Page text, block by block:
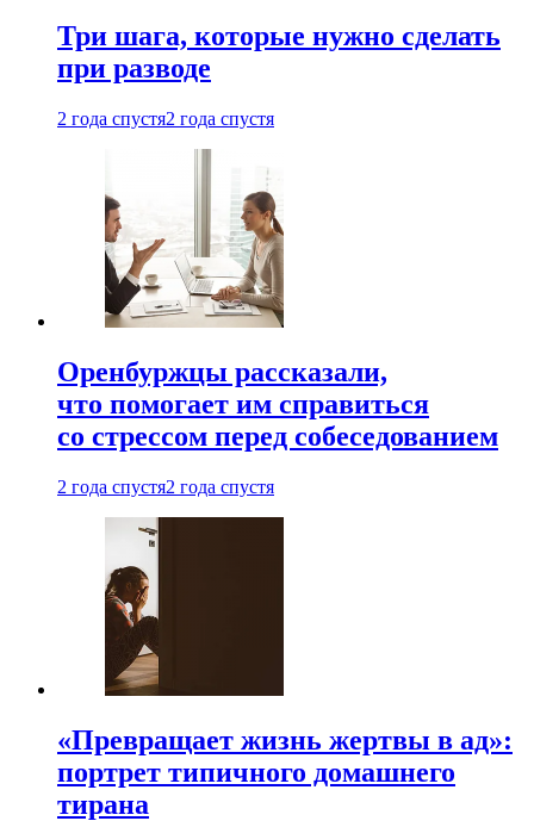
Три шага, которые нужно сделать
при разводе
2 года спустя2 года спустя
Оренбуржцы рассказали,
что помогает им справиться
со стрессом перед собеседованием
2 года спустя2 года спустя
«Превращает жизнь жертвы в ад»:
портрет типичного домашнего
тирана